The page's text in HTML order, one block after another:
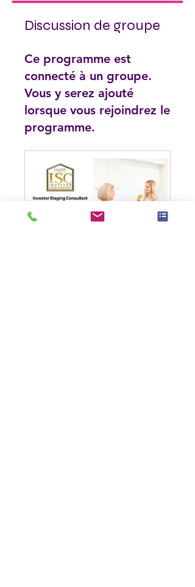
Discussion de groupe
Ce programme est
connecté à un groupe.
Vous y serez ajouté
lorsque vous rejoindrez le
programme.